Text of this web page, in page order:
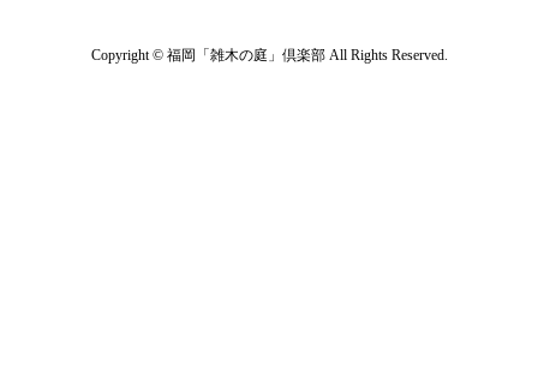
Copyright © 福岡「雑木の庭」倶楽部 All Rights Reserved.